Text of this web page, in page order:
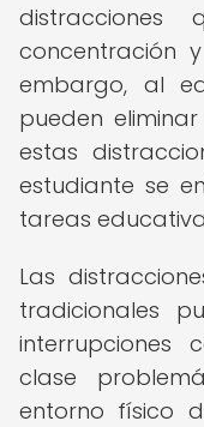
concentración
embargo, al
pueden
estas
estudiante se
tareas
Las
tradicionales
interrupciones
clase
entorno físico